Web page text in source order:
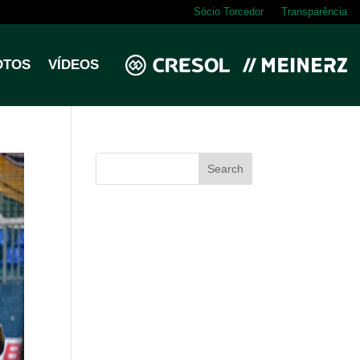
Sócio Torcedor Transparência
VÍDEOS
Search